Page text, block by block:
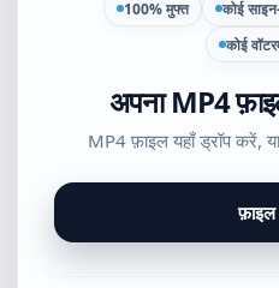
100% मुफ्त
कोई
कोई
अपना MP4
MP4 फ़ाइल यहाँ ड्रॉप करें,